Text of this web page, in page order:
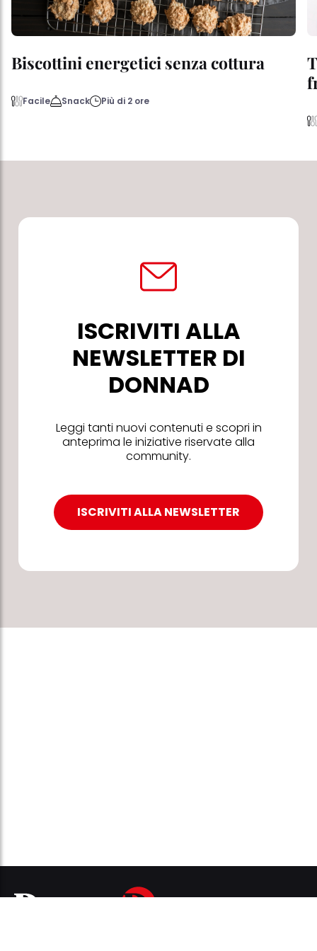
Biscottini energetici senza cottura
Facile Snack Più di 2 ore
ISCRIVITI ALLA
NEWSLETTER DI
DONNAD
Leggi tanti nuovi contenuti e scopri in
anteprima le iniziative riservate alla
community.
ISCRIVITI ALLA NEWSLETTER